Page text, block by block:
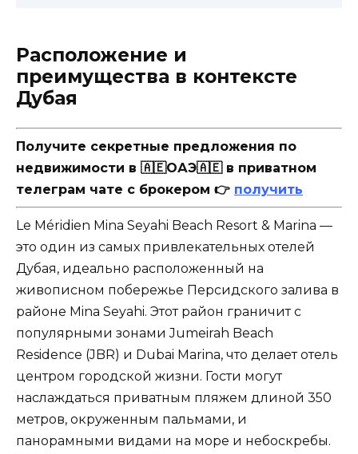
Расположение и
преимущества в контексте
Дубая
Получите секретные предложения по
недвижимости в 🇦🇪ОАЭ🇦🇪 в приватном
телеграм чате с брокером 👉 получить
Le Méridien Mina Seyahi Beach Resort & Marina —
это один из самых привлекательных отелей
Дубая, идеально расположенный на
живописном побережье Персидского залива в
районе Mina Seyahi. Этот район граничит с
популярными зонами Jumeirah Beach
Residence (JBR) и Dubai Marina, что делает отель
центром городской жизни. Гости могут
наслаждаться приватным пляжем длиной 350
метров, окруженным пальмами, и
панорамными видами на море и небоскребы.